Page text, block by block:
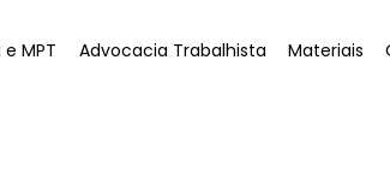
MPT Advocacia Trabalhista Materiais